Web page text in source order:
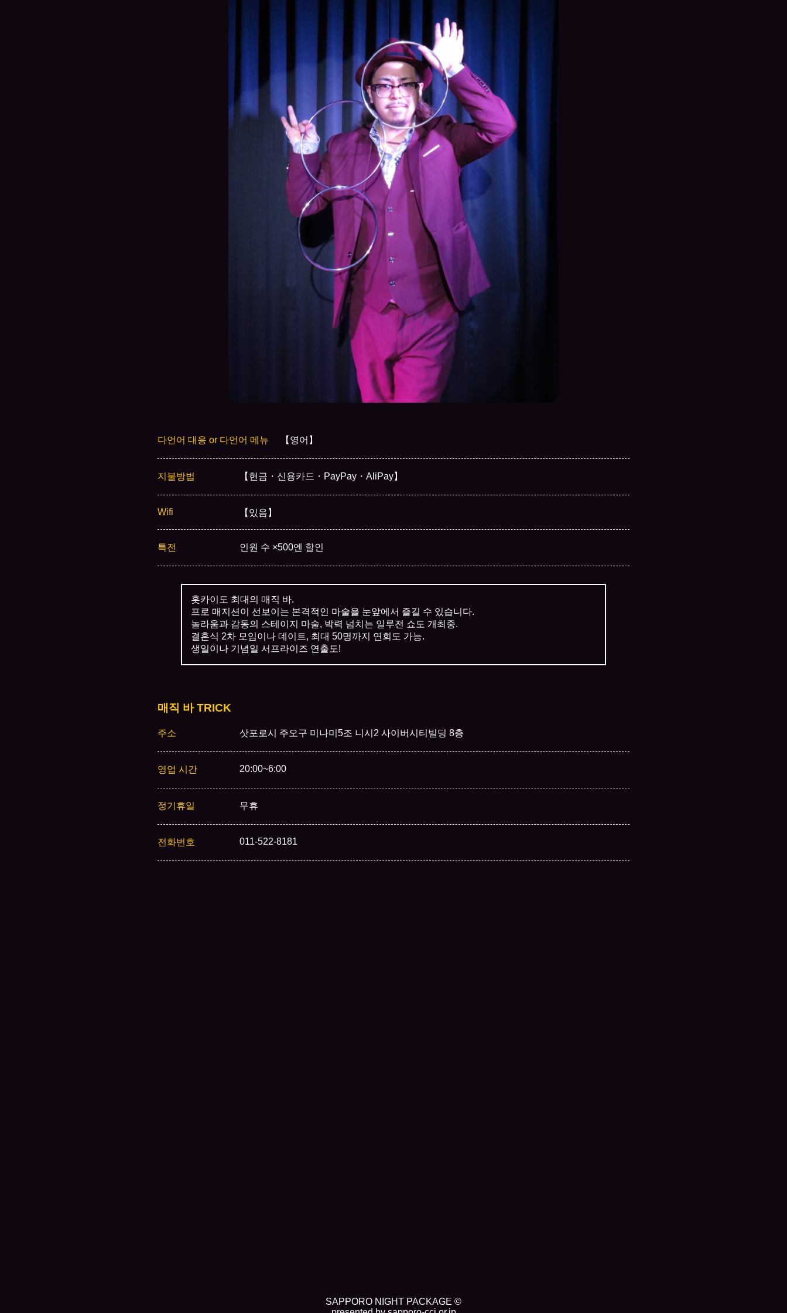
다언어 대응 or 다언어 메뉴 【영어】
지불방법 【현금・신용카드・PayPay・AliPay】
Wifi 【있음】
특전 인원 수 ×500엔 할인
홋카이도 최대의 매직 바.
프로 매지션이 선보이는 본격적인 마술을 눈앞에서 즐길 수 있습니다.
놀라움과 감동의 스테이지 마술, 박력 넘치는 일루전 쇼도 개최중.
결혼식 2차 모임이나 데이트, 최대 50명까지 연회도 가능.
생일이나 기념일 서프라이즈 연출도!
매직 바 TRICK
주소 삿포로시 주오구 미나미5조 니시2 사이버시티빌딩 8층
영업 시간 20:00~6:00
정기휴일 무휴
전화번호 011-522-8181
SAPPORO NIGHT PACKAGE ©